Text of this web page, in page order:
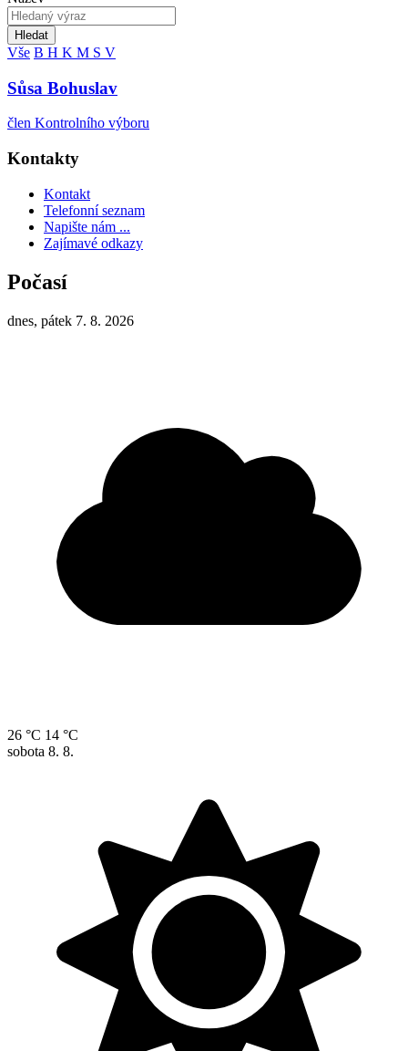
Hledat
Vše B H K M S V
Sůsa Bohuslav
člen Kontrolního výboru
Kontakty
Kontakt
Telefonní seznam
Napište nám ...
Zajímavé odkazy
Počasí
dnes, pátek 7. 8. 2026
26 °C 14 °C
sobota 8. 8.